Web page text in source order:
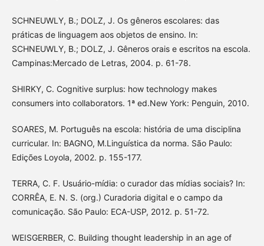
SCHNEUWLY, B.; DOLZ, J. Os gêneros escolares: das
práticas de linguagem aos objetos de ensino. In:
SCHNEUWLY, B.; DOLZ, J. Gêneros orais e escritos na escola.
Campinas:Mercado de Letras, 2004. p. 61-78.
SHIRKY, C. Cognitive surplus: how technology makes
consumers into collaborators. 1ª ed.New York: Penguin, 2010.
SOARES, M. Português na escola: história de uma disciplina
curricular. In: BAGNO, M.Linguística da norma. São Paulo:
Edições Loyola, 2002. p. 155-177.
TERRA, C. F. Usuário-mídia: o curador das mídias sociais? In:
CORRÊA, E. N. S. (org.) Curadoria digital e o campo da
comunicação. São Paulo: ECA-USP, 2012. p. 51-72.
WEISGERBER, C. Building thought leadership in an age of